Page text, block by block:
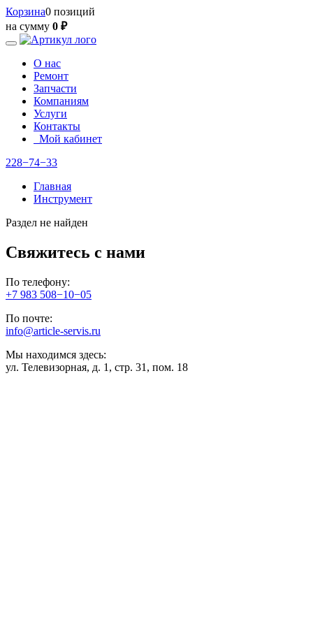
Корзина0 позиций
на сумму 0 ₽
О нас
Ремонт
Запчасти
Компаниям
Услуги
Контакты
Мой кабинет
228−74−33
Главная
Инструмент
Раздел не найден
Свяжитесь с нами
По телефону:
+7 983 508−10−05
По почте:
info@article-servis.ru
Мы находимся здесь:
ул. Телевизорная, д. 1, стр. 31, пом. 18